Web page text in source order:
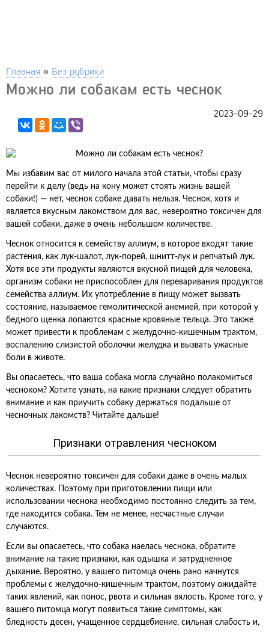
Главная » Без рубрики
Можно ли собакам есть чеснок
2023-09-29
Мы избавим вас от милого начала этой статьи, чтобы сразу
перейти к делу (ведь на кону может стоять жизнь вашей
собаки!) — нет, чеснок собаке давать нельзя. Чеснок, хотя и
является вкусным лакомством для вас, невероятно токсичен для
вашей собаки, даже в очень небольшом количестве.
Чеснок относится к семейству аллиум, в которое входят такие
растения, как лук-шалот, лук-порей, шнитт-лук и репчатый лук.
Хотя все эти продукты являются вкусной пищей для человека,
организм собаки не приспособлен для переваривания продуктов
семейства аллиум. Их употребление в пищу может вызвать
состояние, называемое гемолитической анемией, при которой у
бедного щенка лопаются красные кровяные тельца. Это также
может привести к проблемам с желудочно-кишечным трактом,
воспалению слизистой оболочки желудка и вызвать ужасные
боли в животе.
Вы опасаетесь, что ваша собака могла случайно полакомиться
чесноком? Хотите узнать, на какие признаки следует обратить
внимание и как приучить собаку держаться подальше от
чесночных лакомств? Читайте дальше!
Признаки отравления чесноком
Чеснок невероятно токсичен для собаки даже в очень малых
количествах. Поэтому при приготовлении пищи или
использовании чеснока необходимо постоянно следить за тем,
где находится собака. Тем не менее, несчастные случаи
случаются.
Если вы опасаетесь, что собака наелась чеснока, обратите
внимание на такие признаки, как одышка и затрудненное
дыхание. Вероятно, у вашего питомца очень рано начнутся
проблемы с желудочно-кишечным трактом, поэтому ожидайте
таких явлений, как понос, рвота и сильная вялость. Кроме того, у
вашего питомца могут появиться такие симптомы, как
бледность десен, учащенное сердцебиение, сильная слабость и,